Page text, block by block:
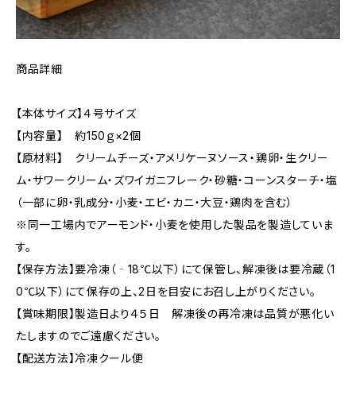
商品詳細
【本体サイズ】４号サイズ
【内容量】 約150ｇ×2個
【原材料】 クリームチーズ・アメリケーヌソース・鶏卵・生クリー
ム・サワークリーム・ズワイガニフレーク・砂糖・コーンスターチ・塩
（一部に卵・乳成分・小麦・エビ・カニ・大豆・鶏肉を含む）
※同一工場内でアーモンド・小麦を使用した製品を製造していま
す。
【保存方法】要冷凍（‐18℃以下）にて保管し、解凍後は要冷蔵（1
0℃以下）にて保存の上、2日を目安にお召し上がりください。
【賞味期限】製造日より４５日 解凍後の再冷凍は品質が悪化い
たしますのでご遠慮ください。
【配送方法】冷凍クール便